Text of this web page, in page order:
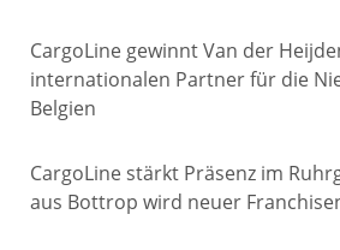
CargoLine gewinnt Van der
internationalen Partner für die
Belgien
CargoLine stärkt Präsenz im
aus Bottrop wird neuer